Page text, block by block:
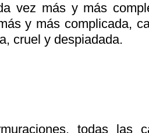
vez más y más
y más complicada,
cruel y despiadada.
todas las